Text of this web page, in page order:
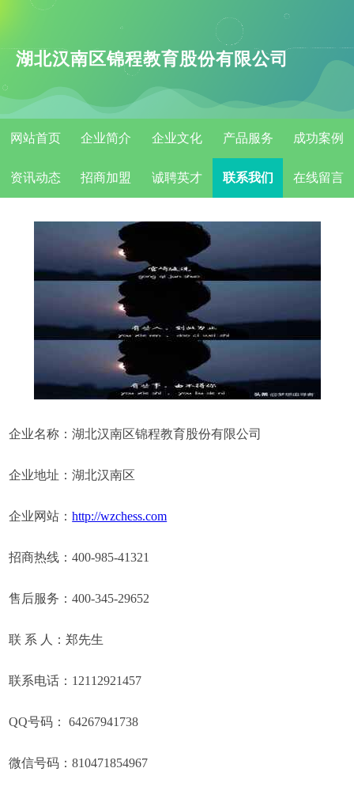
湖北汉南区锦程教育股份有限公司
网站首页 企业简介 企业文化 产品服务 成功案例
资讯动态 招商加盟 诚聘英才 联系我们 在线留言
企业名称：湖北汉南区锦程教育股份有限公司
企业地址：湖北汉南区
企业网站：http://wzchess.com
招商热线：400-985-41321
售后服务：400-345-29652
联 系 人：郑先生
联系电话：12112921457
QQ号码： 64267941738
微信号码：810471854967